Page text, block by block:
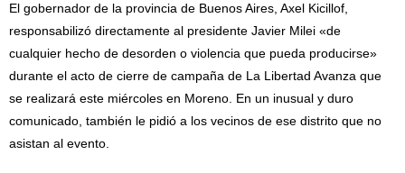
El gobernador de la provincia de Buenos Aires, Axel Kicillof,
responsabilizó directamente al presidente Javier Milei «de
cualquier hecho de desorden o violencia que pueda producirse»
durante el acto de cierre de campaña de La Libertad Avanza que
se realizará este miércoles en Moreno. En un inusual y duro
comunicado, también le pidió a los vecinos de ese distrito que no
asistan al evento.